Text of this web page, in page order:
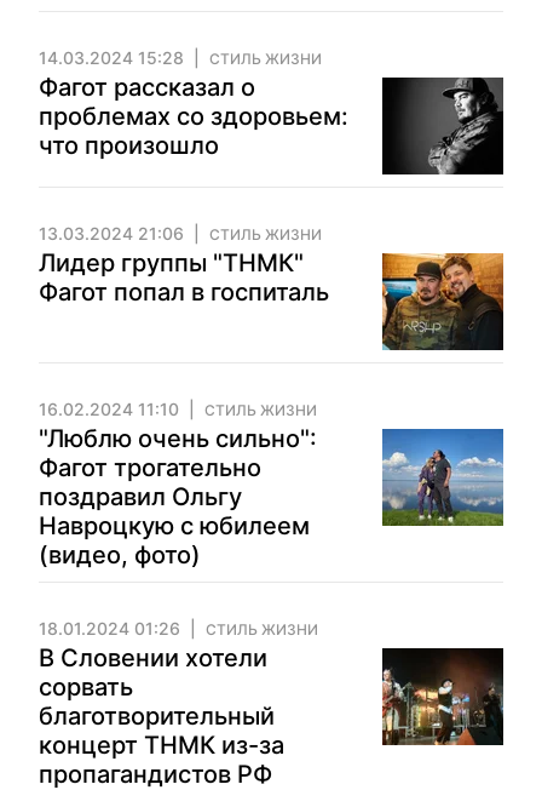
14.03.2024 15:28 СТИЛЬ ЖИЗНИ
Фагот рассказал о
проблемах со здоровьем:
что произошло
13.03.2024 21:06 СТИЛЬ ЖИЗНИ
Лидер группы "ТНМК"
Фагот попал в госпиталь
16.02.2024 11:10 СТИЛЬ ЖИЗНИ
"Люблю очень сильно":
Фагот трогательно
поздравил Ольгу
Навроцкую с юбилеем
(видео, фото)
18.01.2024 01:26 СТИЛЬ ЖИЗНИ
В Словении хотели
сорвать
благотворительный
концерт ТНМК из-за
пропагандистов РФ